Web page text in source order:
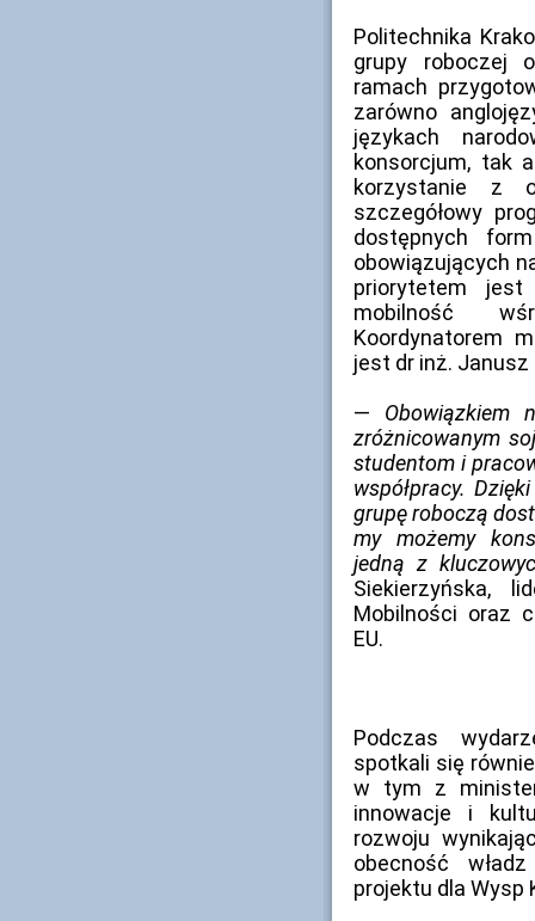
Politechnika
grupy roboczej
ramach
zarówno
językach
konsorcjum, tak
korzystanie z
szczegółowy
dostępnych
obowiązujących
priorytetem jest
mobilność
Koordynatorem
jest dr inż. Janusz
— Obowiązkiem
zróżnicowanym
studentom i
współpracy.
grupę roboczą
my możemy
jedną z
Siekierzyńska,
Mobilności oraz
EU.
Podczas
spotkali się
w tym z minister
innowacje i
rozwoju
obecność
projektu dla Wysp